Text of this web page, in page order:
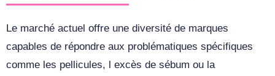
Le marché actuel offre une diversité de marques
capables de répondre aux problématiques spécifiques
comme les pellicules, l excès de sébum ou la